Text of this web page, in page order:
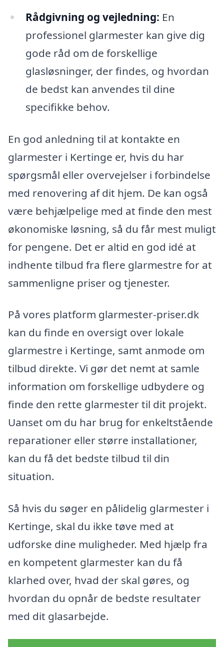
Rådgivning og vejledning: En
professionel glarmester kan give dig
gode råd om de forskellige
glasløsninger, der findes, og hvordan
de bedst kan anvendes til dine
specifikke behov.
En god anledning til at kontakte en
glarmester i Kertinge er, hvis du har
spørgsmål eller overvejelser i forbindelse
med renovering af dit hjem. De kan også
være behjælpelige med at finde den mest
økonomiske løsning, så du får mest muligt
for pengene. Det er altid en god idé at
indhente tilbud fra flere glarmestre for at
sammenligne priser og tjenester.
På vores platform glarmester-priser.dk
kan du finde en oversigt over lokale
glarmestre i Kertinge, samt anmode om
tilbud direkte. Vi gør det nemt at samle
information om forskellige udbydere og
finde den rette glarmester til dit projekt.
Uanset om du har brug for enkeltstående
reparationer eller større installationer,
kan du få det bedste tilbud til din
situation.
Så hvis du søger en pålidelig glarmester i
Kertinge, skal du ikke tøve med at
udforske dine muligheder. Med hjælp fra
en kompetent glarmester kan du få
klarhed over, hvad der skal gøres, og
hvordan du opnår de bedste resultater
med dit glasarbejde.